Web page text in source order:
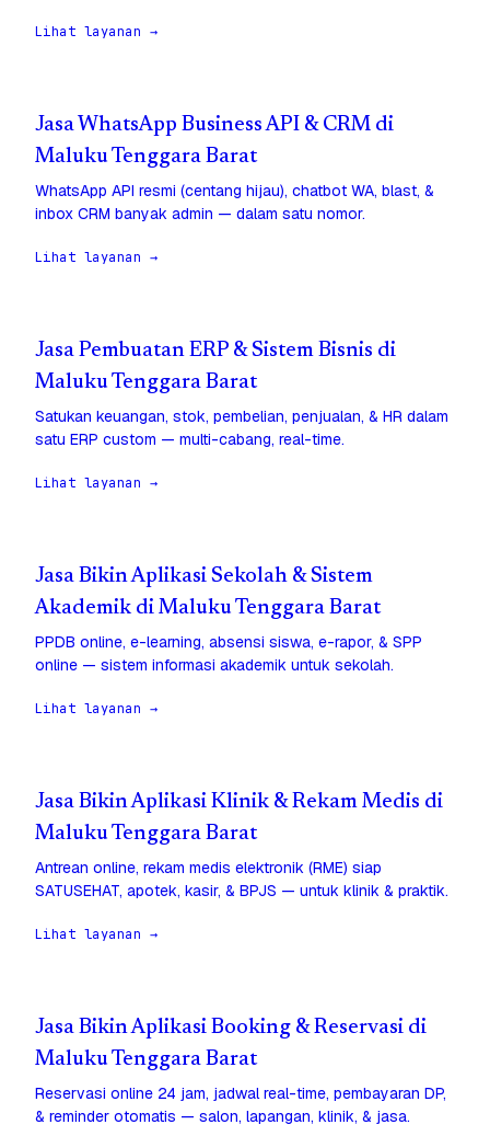
Lihat layanan →
Jasa WhatsApp Business API & CRM di
Maluku Tenggara Barat
WhatsApp API resmi (centang hijau), chatbot WA, blast, &
inbox CRM banyak admin — dalam satu nomor.
Lihat layanan →
Jasa Pembuatan ERP & Sistem Bisnis di
Maluku Tenggara Barat
Satukan keuangan, stok, pembelian, penjualan, & HR dalam
satu ERP custom — multi-cabang, real-time.
Lihat layanan →
Jasa Bikin Aplikasi Sekolah & Sistem
Akademik di Maluku Tenggara Barat
PPDB online, e-learning, absensi siswa, e-rapor, & SPP
online — sistem informasi akademik untuk sekolah.
Lihat layanan →
Jasa Bikin Aplikasi Klinik & Rekam Medis di
Maluku Tenggara Barat
Antrean online, rekam medis elektronik (RME) siap
SATUSEHAT, apotek, kasir, & BPJS — untuk klinik & praktik.
Lihat layanan →
Jasa Bikin Aplikasi Booking & Reservasi di
Maluku Tenggara Barat
Reservasi online 24 jam, jadwal real-time, pembayaran DP,
& reminder otomatis — salon, lapangan, klinik, & jasa.